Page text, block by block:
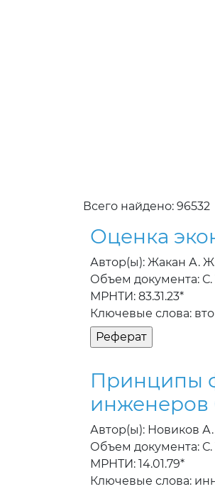
Всего найдено: 96532
Оценка
Автор(ы): Жакан А.
Объем документа: С.
МРНТИ: 83.31.23*
Ключевые слова:
Принципы
инженеров
Автор(ы): Новиков А.
Объем документа: С.
МРНТИ: 14.01.79*
Ключевые слова: